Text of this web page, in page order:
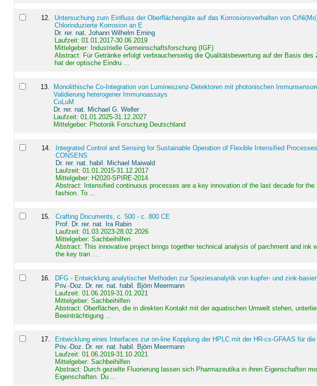
12.
Untersuchung zum Einfluss der Oberflächengüte auf das Korrosionsverhalten von
Chlorinduzierte Korrosion an E
Dr. rer. nat. Johann Wilhelm Erning
Laufzeit: 01.01.2017-30.06.2019
Mittelgeber: Industrielle Gemeinschaftsforschung (IGF)
Abstract: Für Getränke erfolgt verbraucherseitig die Qualitätsbewertung auf der Basis
hat der optische Eindru ...
13.
Monolithische Co-Integration von Lumineszenz-Detektoren mit photonischen
Validierung heterogener Immunoassays
CoLuM
Dr. rer. nat. Michael G. Weller
Laufzeit: 01.01.2025-31.12.2027
Mittelgeber: Photonik Forschung Deutschland
14.
Integrated Control and Sensing for Sustainable Operation of Flexible Intensified Processes
CONSENS
Dr. rer. nat. habil. Michael Maiwald
Laufzeit: 01.01.2015-31.12.2017
Mittelgeber: H2020-SPIRE-2014
Abstract: Intensified continuous processes are a key innovation of the last decade for
fashion. To ...
15.
Crafting Documents, c. 500 - c. 800 CE
Prof. Dr. rer. nat. Ira Rabin
Laufzeit: 01.03.2023-28.02.2026
Mittelgeber: Sachbeihilfen
Abstract: This innovative project brings together technical analysis of parchment and
the key tran ...
16
DFG - Entwicklung analytischer Methoden zur Speziesanalytik von kupfer- und zink-
Priv.-Doz. Dr. rer. nat. habil. Björn Meermann
Laufzeit: 01.06.2019-31.01.2021
Mittelgeber: Sachbeihilfen
Abstract:Oberflächen, die in direkten Kontakt mit der aquatischen Umwelt stehen,
Beeinträchtigung ...
17.
Entwicklung eines Interfaces zur on-line Kopplung der HPLC mit der HR-cs-GFAAS für
Priv.-Doz. Dr. rer. nat. habil. Björn Meermann
Laufzeit: 01.06.2019-31.10.2021
Mittelgeber: Sachbeihilfen
Abstract: Durch gezielte Fluorierung lassen sich Pharmazeutika in ihren Eigenschaften
Eigenschaften. Du ...